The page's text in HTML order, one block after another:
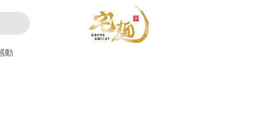
動